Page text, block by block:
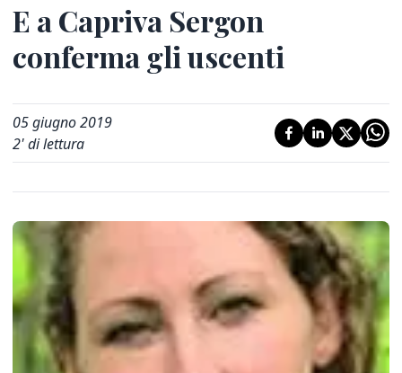
E a Capriva Sergon
conferma gli uscenti
05 giugno 2019
2' di lettura